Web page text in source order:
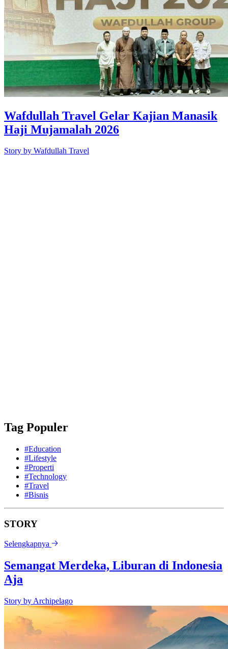
Wafdullah Travel Gelar Kajian Manasik
Haji Mujamalah 2026
Story by Wafdullah Travel
Tag Populer
#Education
#Lifestyle
#Properti
#Technology
#Travel
#Bisnis
STORY
Selengkapnya
Semangat Merdeka, Liburan di Indonesia
Aja
Story by Archipelago